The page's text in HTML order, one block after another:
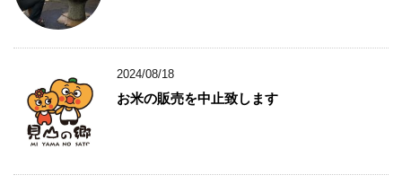
2024/08/18
お米の販売を中止致します